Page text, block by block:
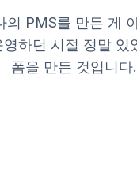
의 PMS를 만든 게
하던 시절 정말 있
폼을 만든 것입니다.